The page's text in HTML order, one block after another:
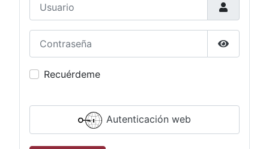
Mostrar
Recuérdeme
Autenticación web